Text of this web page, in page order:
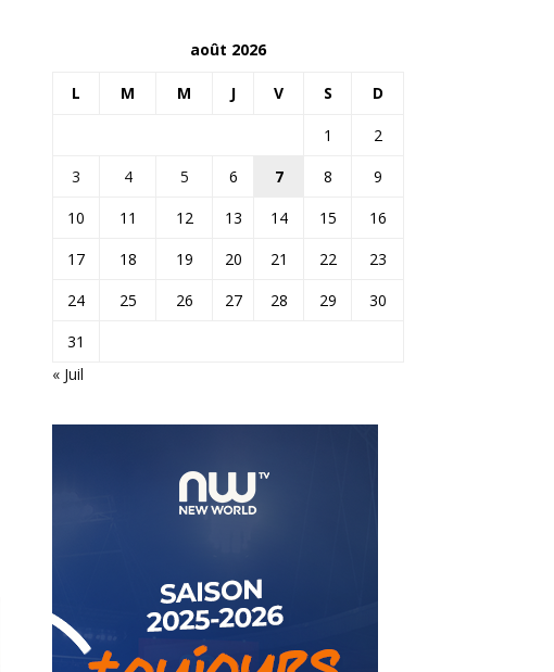
août 2026
L M M J V S D
1
2
3
4 5 6 7 8
9
10
11 12 13 14 15
16
17
18 19 20 21 22
23
24
25 26 27 28 29
30
31
« Juil